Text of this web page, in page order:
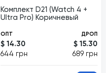
Комплект D21 (Watch 4 +
Ultra Pro) Коричневый
ОПТ
$ 14.30
644 грн
ДРОП
$ 15.30
689 грн